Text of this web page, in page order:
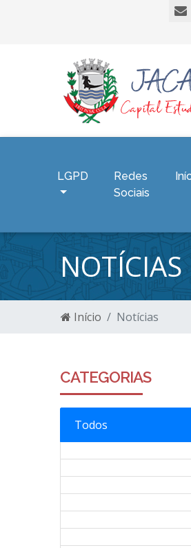
LGPD
Redes
Sociais
NOTÍCIAS
Início Notícias
CATEGORIAS
Todos